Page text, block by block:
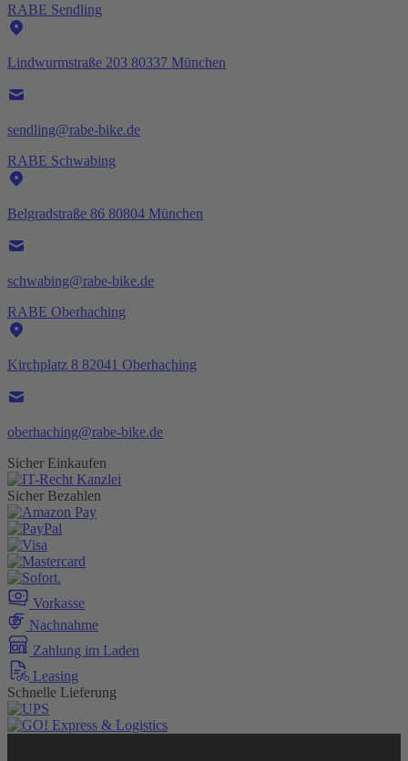
RABE Sendling
Lindwurmstraße 203 80337 München
sendling@rabe-bike.de
RABE Schwabing
Belgradstraße 86 80804 München
schwabing@rabe-bike.de
RABE Oberhaching
Kirchplatz 8 82041 Oberhaching
oberhaching@rabe-bike.de
Sicher Einkaufen
Sicher Bezahlen
Vorkasse
Nachnahme
Zahlung im Laden
Leasing
Schnelle Lieferung